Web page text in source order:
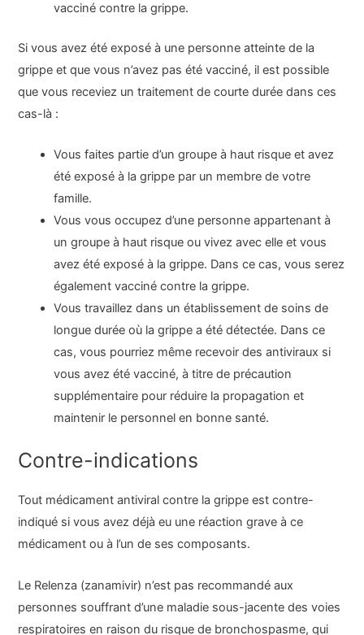
vacciné contre la grippe.
Si vous avez été exposé à une personne atteinte de la
grippe et que vous n’avez pas été vacciné, il est possible
que vous receviez un traitement de courte durée dans ces
cas-là :
Vous faites partie d’un groupe à haut risque et avez
été exposé à la grippe par un membre de votre
famille.
Vous vous occupez d’une personne appartenant à
un groupe à haut risque ou vivez avec elle et vous
avez été exposé à la grippe. Dans ce cas, vous serez
également vacciné contre la grippe.
Vous travaillez dans un établissement de soins de
longue durée où la grippe a été détectée. Dans ce
cas, vous pourriez même recevoir des antiviraux si
vous avez été vacciné, à titre de précaution
supplémentaire pour réduire la propagation et
maintenir le personnel en bonne santé.
Contre-indications
Tout médicament antiviral contre la grippe est contre-
indiqué si vous avez déjà eu une réaction grave à ce
médicament ou à l’un de ses composants.
Le Relenza (zanamivir) n’est pas recommandé aux
personnes souffrant d’une maladie sous-jacente des voies
respiratoires en raison du risque de bronchospasme, qui